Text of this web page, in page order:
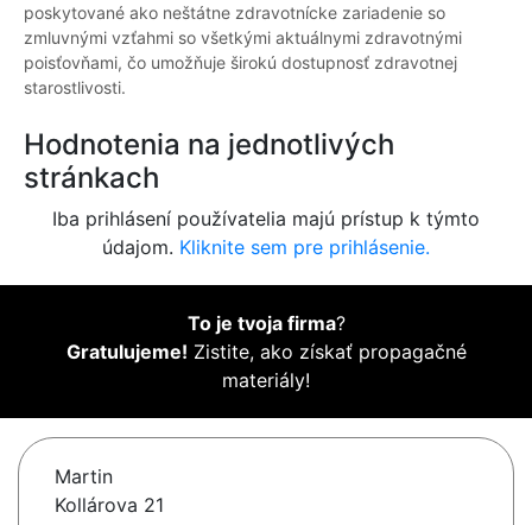
poskytované ako neštátne zdravotnícke zariadenie so
zmluvnými vzťahmi so všetkými aktuálnymi zdravotnými
poisťovňami, čo umožňuje širokú dostupnosť zdravotnej
starostlivosti.
Hodnotenia na jednotlivých
stránkach
Iba prihlásení používatelia majú prístup k týmto
údajom. Kliknite sem pre prihlásenie.
To je tvoja firma?
Gratulujeme! Zistite, ako získať propagačné
materiály!
Martin
Kollárova 21